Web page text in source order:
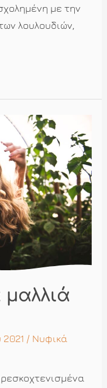
με την
λουλουδιών,
2021 / Νυφικά